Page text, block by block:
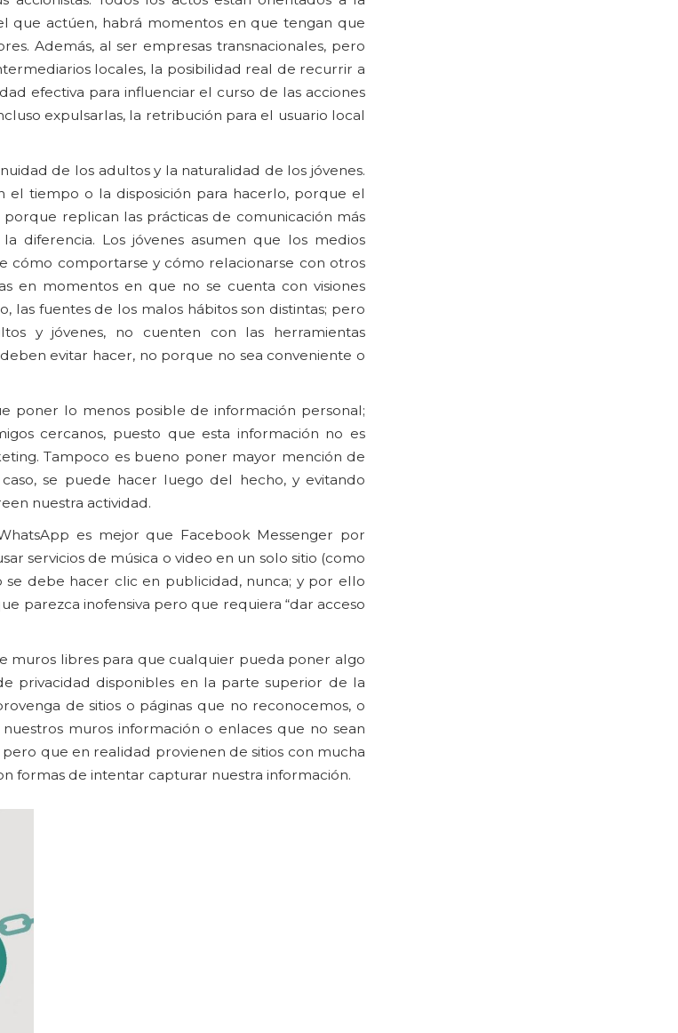
que actúen, habrá momentos en que tengan que
Además, al ser empresas transnacionales, pero
locales, la posibilidad real de recurrir a
efectiva para influenciar el curso de las acciones
expulsarlas, la retribución para el usuario local
de los adultos y la naturalidad de los jóvenes.
tiempo o la disposición para hacerlo, porque el
replican las prácticas de comunicación más
diferencia. Los jóvenes asumen que los medios
cómo comportarse y cómo relacionarse con otros
en momentos en que no se cuenta con visiones
las fuentes de los malos hábitos son distintas; pero
y jóvenes, no cuenten con las herramientas
evitar hacer, no porque no sea conveniente o
poner lo menos posible de información personal;
cercanos, puesto que esta información no es
Tampoco es bueno poner mayor mención de
caso, se puede hacer luego del hecho, y evitando
nuestra actividad.
es mejor que Facebook Messenger por
servicios de música o video en un solo sitio (como
se debe hacer clic en publicidad, nunca; y por ello
parezca inofensiva pero que requiera “dar acceso
muros libres para que cualquier pueda poner algo
privacidad disponibles en la parte superior de la
de sitios o páginas que no reconocemos, o
muros información o enlaces que no sean
que en realidad provienen de sitios con mucha
formas de intentar capturar nuestra información.